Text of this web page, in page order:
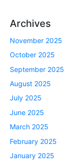
Archives
November 2025
October 2025
September 2025
August 2025
July 2025
June 2025
March 2025
February 2025
January 2025